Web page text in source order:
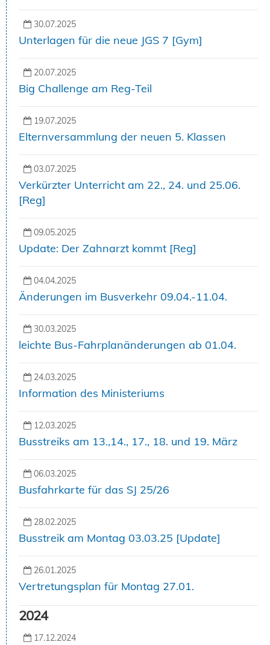
30.07.2025
Unterlagen für die neue JGS 7 [Gym]
20.07.2025
Big Challenge am Reg-Teil
19.07.2025
Elternversammlung der neuen 5. Klassen
03.07.2025
Verkürzter Unterricht am 22., 24. und 25.06.
[Reg]
09.05.2025
Update: Der Zahnarzt kommt [Reg]
04.04.2025
Änderungen im Busverkehr 09.04.-11.04.
30.03.2025
leichte Bus-Fahrplanänderungen ab 01.04.
24.03.2025
Information des Ministeriums
12.03.2025
Busstreiks am 13.,14., 17., 18. und 19. März
06.03.2025
Busfahrkarte für das SJ 25/26
28.02.2025
Busstreik am Montag 03.03.25 [Update]
26.01.2025
Vertretungsplan für Montag 27.01.
2024
17.12.2024